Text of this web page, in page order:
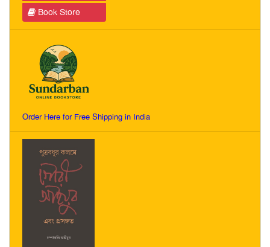
Book Store
Order Here for Free Shipping in India